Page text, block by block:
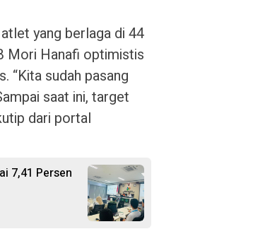
yang berlaga di 44
Mori Hanafi optimistis
“Kita sudah pasang
saat ini, target
dari portal
7,41 Persen